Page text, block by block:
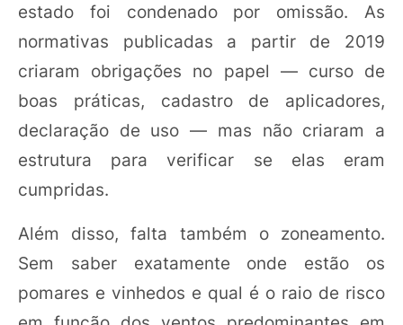
estado foi condenado por omissão. As
normativas publicadas a partir de 2019
criaram obrigações no papel — curso de
boas práticas, cadastro de aplicadores,
declaração de uso — mas não criaram a
estrutura para verificar se elas eram
cumpridas.
Além disso, falta também o zoneamento.
Sem saber exatamente onde estão os
pomares e vinhedos e qual é o raio de risco